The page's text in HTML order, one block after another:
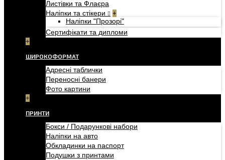
Листівки та Флаєра
Наліпки та стікери
+
Наліпки "Прозорі"
Сертифікати та дипломи
+
ШИРОКОФОРМАТ
Адресні таблички
Переносні банери
Фото картини
+
ПРИНТИ
Бокси / Подарункові набори
Наліпки на авто
Обкладинки на паспорт
Подушки з принтами